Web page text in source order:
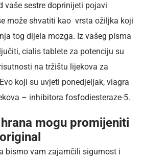
vaše sestre doprinijeti pojavi
može shvatiti kao vrsta ožiljka koji
tog dijela mozga. Iz vašeg pisma
cialis tablete za potenciju su
na tržištu lijekova za
koji su uvjeti ponedjeljak, viagra
– inhibitora fosfodiesteraze-5.
mogu promijeniti
bismo vam zajamčili sigurnost i